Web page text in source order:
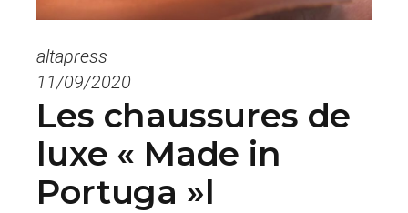
altapress
11/09/2020
Les chaussures de
luxe « Made in
Portuga »l